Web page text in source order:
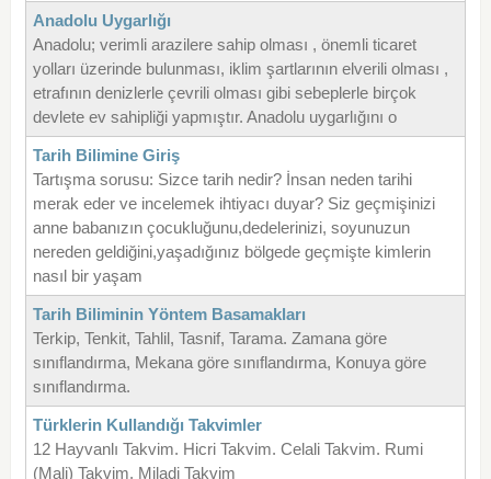
Anadolu Uygarlığı
Anadolu; verimli arazilere sahip olması , önemli ticaret
yolları üzerinde bulunması, iklim şartlarının elverili olması ,
etrafının denizlerle çevrili olması gibi sebeplerle birçok
devlete ev sahipliği yapmıştır. Anadolu uygarlığını o
Tarih Bilimine Giriş
Tartışma sorusu: Sizce tarih nedir? İnsan neden tarihi
merak eder ve incelemek ihtiyacı duyar? Siz geçmişinizi
anne babanızın çocukluğunu,dedelerinizi, soyunuzun
nereden geldiğini,yaşadığınız bölgede geçmişte kimlerin
nasıl bir yaşam
Tarih Biliminin Yöntem Basamakları
Terkip, Tenkit, Tahlil, Tasnif, Tarama. Zamana göre
sınıflandırma, Mekana göre sınıflandırma, Konuya göre
sınıflandırma.
Türklerin Kullandığı Takvimler
12 Hayvanlı Takvim. Hicri Takvim. Celali Takvim. Rumi
(Mali) Takvim. Miladi Takvim